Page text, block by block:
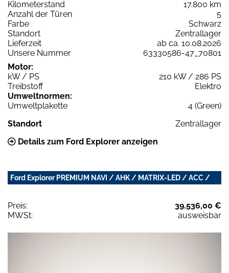
Kilometerstand
17.800 km
Anzahl der Türen
5
Farbe
Schwarz
Standort
Zentrallager
Lieferzeit
ab ca. 10.08.2026
Unsere Nummer
63330586-47_70801
Motor:
kW / PS
210 kW / 286 PS
Treibstoff
Elektro
Umweltnormen:
Umweltplakette
4 (Green)
Standort
Zentrallager
Details zum Ford Explorer anzeigen
Ford Explorer PREMIUM NAVI / AHK / MATRIX-LED / ACC /
Preis:
39.536,00 €
MWSt:
ausweisbar